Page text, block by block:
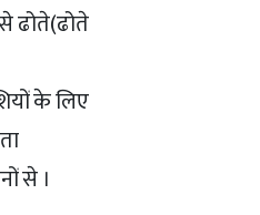
ढोते(ढोते
के लिए
से ।